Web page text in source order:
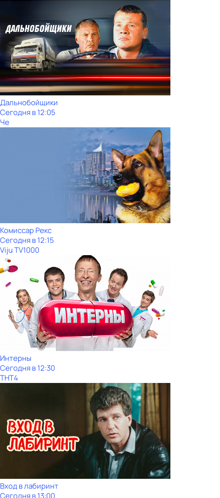
Дальнобойщики
Сегодня в 12:05
Че
Комиссар Рекс
Сегодня в 12:15
Viju TV1000
Интерны
Сегодня в 12:30
ТНТ4
Вход в лабиринт
Сегодня в 13:00